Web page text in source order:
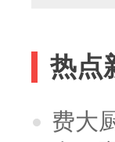
热点
费大